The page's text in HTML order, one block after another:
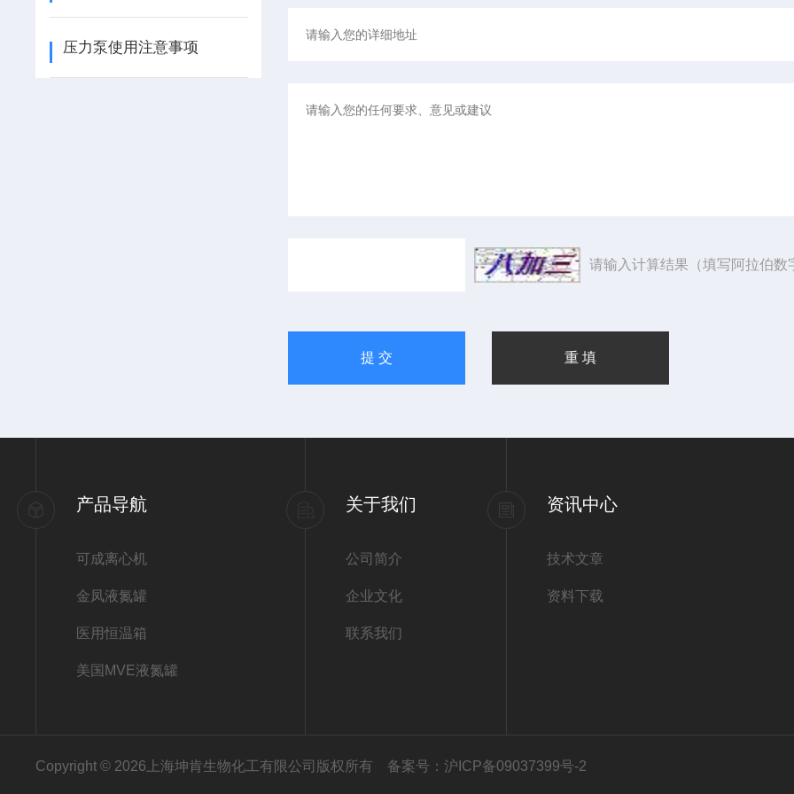
压力泵使用注意事项
请输入计算结果（填写阿拉伯数
产品导航
可成离心机
金凤液氮罐
医用恒温箱
美国MVE液氮罐
关于我们
公司简介
企业文化
联系我们
资讯中心
技术文章
资料下载
Copyright © 2026上海坤肯生物化工有限公司版权所有 备案号：沪ICP备09037399号-2